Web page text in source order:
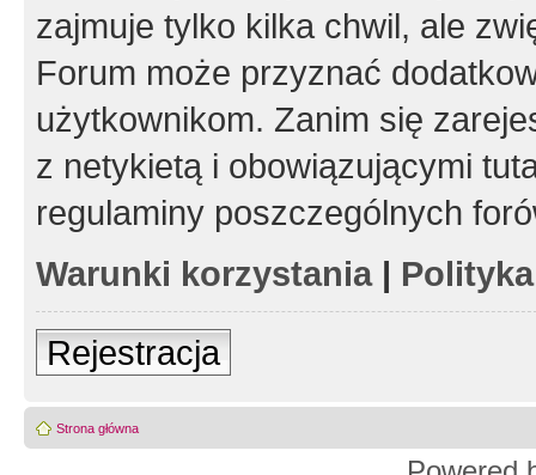
zajmuje tylko kilka chwil, ale
Forum może przyznać
użytkownikom. Zanim się
z netykietą i obowiązującymi
regulaminy poszczególnych
Warunki korzystania|
Rejestracja
Strona główna